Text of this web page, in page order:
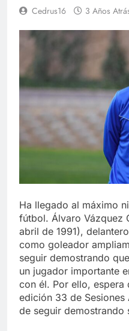
Cedrus16 3 Años
Ha llegado al máximo
fútbol. Álvaro Vázquez
abril de 1991),
como goleador
seguir demostrando
un jugador importante
con él. Por ello, espera
edición 33 de Sesiones
de seguir demostrando